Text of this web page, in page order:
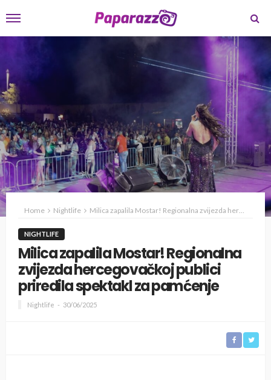
Home Nightlife Milica zapalila Mostar! Regionalna zvijezda hercegovačkoj publici priredila spektakl za pamćenje
NIGHTLIFE
Milica zapalila Mostar! Regionalna
zvijezda hercegovačkoj publici
priredila spektakl za pamćenje
Nightlife 30/06/2025